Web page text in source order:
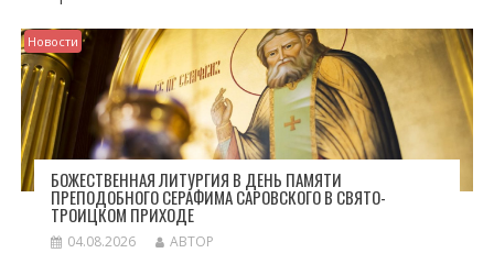
Новости
БОЖЕСТВЕННАЯ ЛИТУРГИЯ В ДЕНЬ ПАМЯТИ
ПРЕПОДОБНОГО СЕРАФИМА САРОВСКОГО В СВЯТО-
ТРОИЦКОМ ПРИХОДЕ
04.08.2026 АВТОР